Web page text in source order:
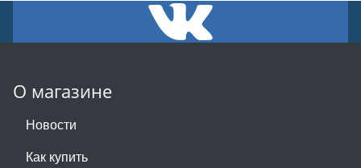
О магазине
Новости
Как купить